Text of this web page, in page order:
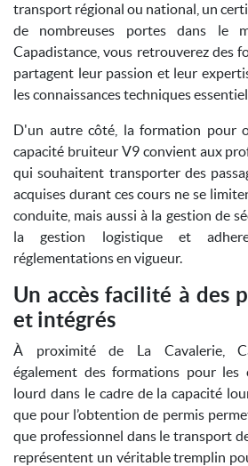
transport régional ou national, un
de nombreuses portes dans le
Capadistance, vous retrouverez des
partagent leur passion et leur
les connaissances techniques
D'un autre côté, la formation pour
capacité bruiteur V9 convient aux
qui souhaitent transporter des
acquises durant ces cours ne se
conduite, mais aussi à la gestion de
la gestion logistique et
réglementations en vigueur.
Un accès facilité à des
et intégrés
À proximité de La Cavalerie,
également des formations pour les
lourd dans le cadre de la capacité
que pour l’obtention de permis
que professionnel dans le transport
représentent un véritable tremplin